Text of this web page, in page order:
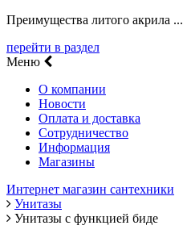
Преимущества литого акрила ...
перейти в раздел
Меню
О компании
Новости
Оплата и доставка
Сотрудничество
Информация
Магазины
Интернет магазин сантехники
Унитазы
Унитазы с функцией биде